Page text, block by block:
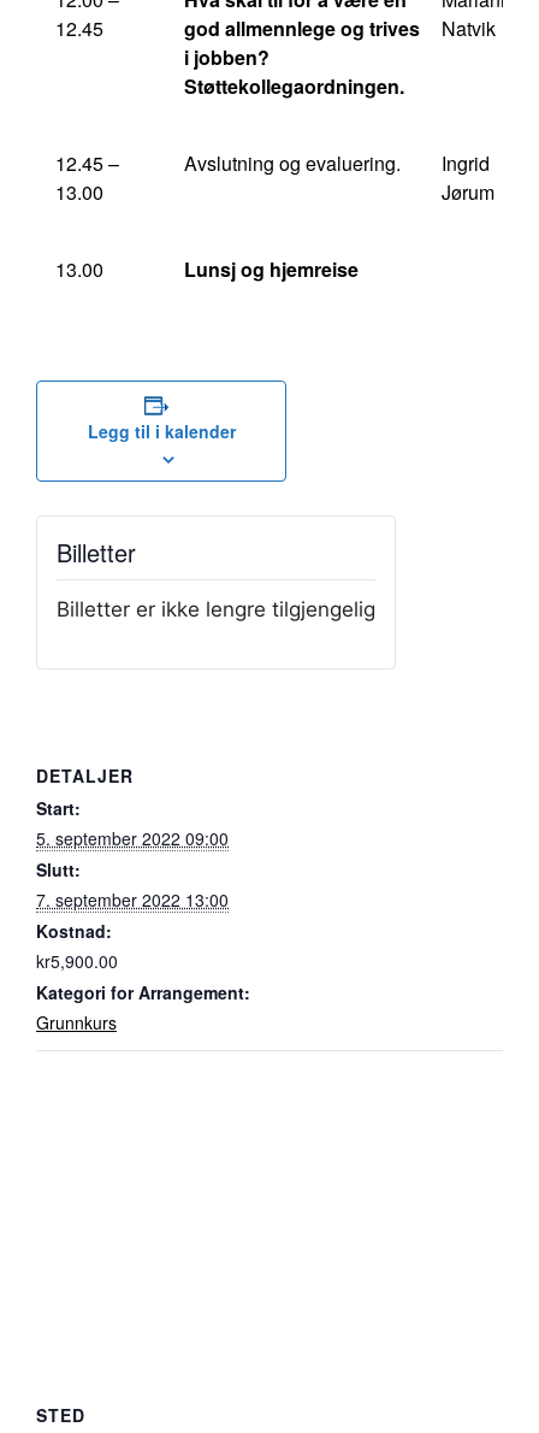
12.45
god allmennlege og trives
i jobben?
Støttekollegaordningen.
Natvik
12.45 –
13.00
Avslutning og evaluering.
Ingrid
Jørum
13.00 Lunsj og hjemreise
Legg til i kalender
DETALJER
Start:
5. september 2022 09:00
Slutt:
7. september 2022 13:00
Kostnad:
kr5,900.00
Kategori for Arrangement:
Grunnkurs
STED
Billetter
Billetter er ikke lengre tilgjengelig